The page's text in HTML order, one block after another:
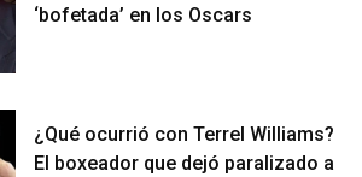
‘bofetada’ en los Oscars
¿Qué ocurrió con Terrel Williams?
El boxeador que dejó paralizado a